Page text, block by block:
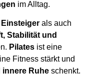
im Alltag.
Einsteiger als auch
Stabilität und
Pilates ist eine
Fitness stärkt und
innere Ruhe schenkt.